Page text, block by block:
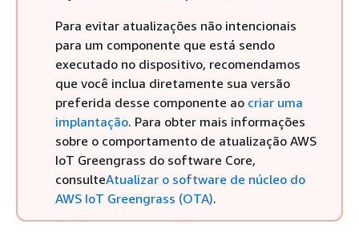
Para evitar atualizações não intencionais
para um componente que está sendo
executado no dispositivo, recomendamos
que você inclua diretamente sua versão
preferida desse componente ao criar uma
implantação. Para obter mais informações
sobre o comportamento de atualização AWS
IoT Greengrass do software Core,
consulteAtualizar o software de núcleo do
AWS IoT Greengrass (OTA).